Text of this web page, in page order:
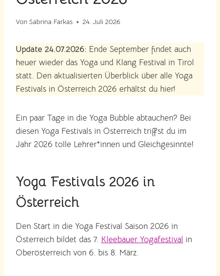
Von Sabrina Farkas 24. Juli 2026
Update 24.07.2026: Ende September findet auch
heuer wieder das Yoga und Klang Festival in Tirol
statt. Den aktualisierten Überblick über alle Yoga
Festivals in Österreich 2026 erhältst du hier!
Ein paar Tage in die Yoga Bubble abtauchen? Bei
diesen Yoga Festivals in Österreich triffst du im
Jahr 2026 tolle Lehrer*innen und Gleichgesinnte!
Yoga Festivals 2026 in
Österreich
Den Start in die Yoga Festival Saison 2026 in
Österreich bildet das 7. Kleebauer Yogafestival in
Oberösterreich von 6. bis 8. März.